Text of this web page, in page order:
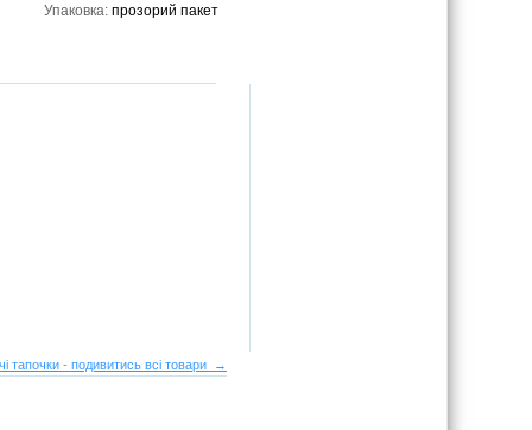
Упаковка: прозорий пакет
тапочки - подивитись всі товари →